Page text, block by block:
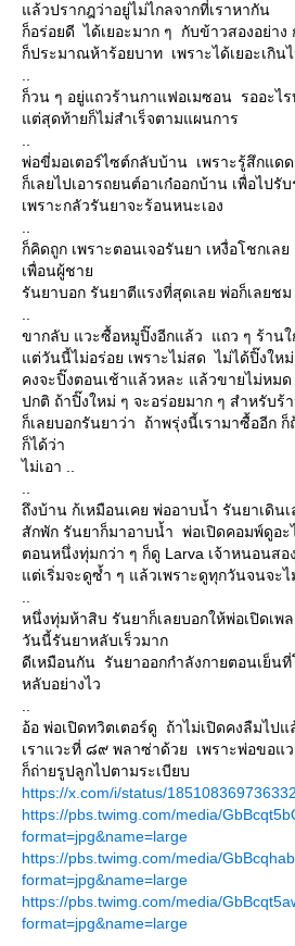
แล้วปรากฎว่าอยู่ไม่ไกลจากที่เราหากัน
ก็อร่อยดี ได้เยอะมาก ๆ กับข้าวสองอย่าง
ก็ประมาณห้าร้อยบาท เพราะได้เยอะเกิน
ก็วน ๆ อยู่แถวร้านกาแฟอเมซอน รออะไร
แต่สุดท้ายก็ไม่สำเร็จตามแผนการ
พ่อขี่มอเตอร์ไซต์กลับบ้าน เพราะรู้สึกแด
ก็เลยไปเอารถยนต์อาเก๋ออกบ้าน เพื่อไปรั
เพราะกลัวรันยาจะร้อนหนะเอง
ก็คิดถูก เพราะตอนเจอรันยา เหงื่อโชกเล
เพื่อนผู้ชาย
รันยาบอก รันยาตีแรงที่สุดเลย พ่อก็เลยชม
ขากลับ แวะซื้อหมูปิ๊งอีกแล้ว แถว ๆ ร้านใ
แต่วันนี้ไม่อร่อย เพราะไม่สด ไม่ได้ปิ๊งให
คงจะปิ๊งตอนเช้าแล้วหละ แล้วขายไม่หมด
ปกติ ถ้าปิ๊งใหม่ ๆ จะอร่อยมาก ๆ สำหรับร้
ก็เลยบอกรันยาว่า ถ้าพรุ่งนี้เรามาซื้ออีก
ก็ได้ว่า
ไม่เอา ..
ถึงบ้าน ก้เหมือนเคย พ่ออาบน้ำ รันยาเดิน
สักพัก รันยาก็มาอาบน้ำ พ่อเปิดคอมพ์ดูอะ
ตอนหนึ่งทุ่มกว่า ๆ ก็ดู Larva เจ้าหนอนสอ
แต่เริ่มจะดูซ้ำ ๆ แล้วเพราะดูทุกวันจนจะ
หนึ่งทุ่มห้าสิบ รันยาก็เลยบอกให้พ่อเปิดเพ
วันนี้รันยาหลับเร็วมาก
ดีเหมือนกัน รันยาออกกำลังกายตอนเย็นที่
หลับอย่างไว
อ้อ พ่อเปิดทวิตเตอร์ดู ถ้าไม่เปิดคงลืมไปแ
เราแวะที่ ๘๙ พลาซ่าด้วย เพราะพ่อขอแ
ก็ถ่ายรูปลูกไปตามระเบียบ
https://x.com/i/status/
https://pbs.twimg.com/media/
format=jpg&name=large
https://pbs.twimg.com/media/
format=jpg&name=large
https://pbs.twimg.com/media/
format=jpg&name=large